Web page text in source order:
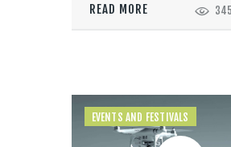
READ MORE
EVENTS AND FESTIVALS